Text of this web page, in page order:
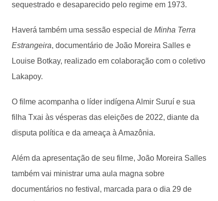
sequestrado e desaparecido pelo regime em 1973.
Haverá também uma sessão especial de Minha Terra
Estrangeira, documentário de João Moreira Salles e
Louise Botkay, realizado em colaboração com o coletivo
Lakapoy.
O filme acompanha o líder indígena Almir Suruí e sua
filha Txai às vésperas das eleições de 2022, diante da
disputa política e da ameaça à Amazônia.
Além da apresentação de seu filme, João Moreira Salles
também vai ministrar uma aula magna sobre
documentários no festival, marcada para o dia 29 de